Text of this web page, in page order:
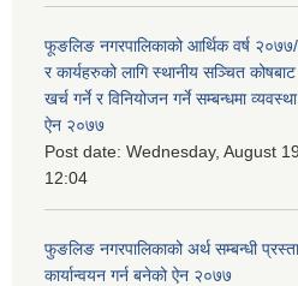
फूङलिङ नगरपालिकाको आर्थिक वर्ष
र कार्यहरुको लागि स्थानीय सञ्चित
खर्च गर्ने र विनियोजन गर्ने सम्बन्धमा
ऐन २०७७
Post date: Wednesday, August
12:04
फुङलिङ नगरपालिकाको अर्थ सम्बन्धी
कार्यान्वयन गर्न बनेको ऐन २०७७